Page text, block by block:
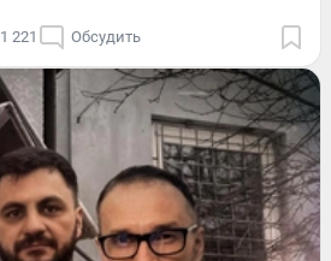
1 221 Обсудить